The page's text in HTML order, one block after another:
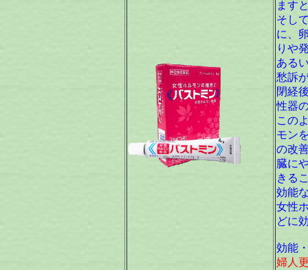
ます
そし
に、
りや
ある
愁訴
閉経
性器
この
モン
の改
臓に
きる
効能
女性
どに
効能
婦人